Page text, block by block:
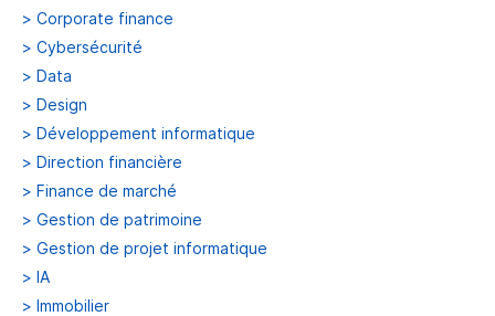
> Corporate finance
> Cybersécurité
> Data
> Design
> Développement informatique
> Direction financière
> Finance de marché
> Gestion de patrimoine
> Gestion de projet informatique
> IA
> Immobilier